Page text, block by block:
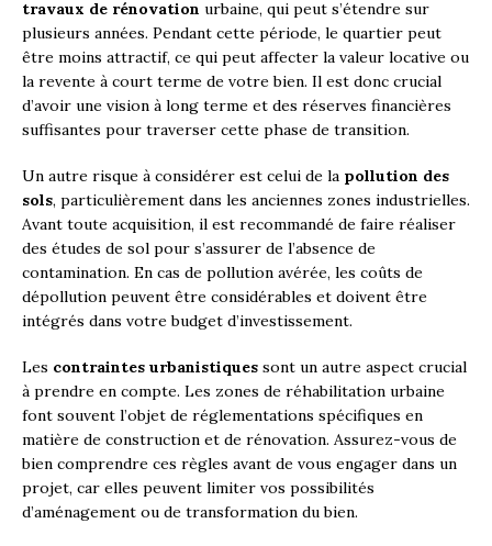
travaux de rénovation urbaine, qui peut s’étendre sur
plusieurs années. Pendant cette période, le quartier peut
être moins attractif, ce qui peut affecter la valeur locative ou
la revente à court terme de votre bien. Il est donc crucial
d’avoir une vision à long terme et des réserves financières
suffisantes pour traverser cette phase de transition.
Un autre risque à considérer est celui de la pollution des
sols, particulièrement dans les anciennes zones industrielles.
Avant toute acquisition, il est recommandé de faire réaliser
des études de sol pour s’assurer de l’absence de
contamination. En cas de pollution avérée, les coûts de
dépollution peuvent être considérables et doivent être
intégrés dans votre budget d’investissement.
Les contraintes urbanistiques sont un autre aspect crucial
à prendre en compte. Les zones de réhabilitation urbaine
font souvent l’objet de réglementations spécifiques en
matière de construction et de rénovation. Assurez-vous de
bien comprendre ces règles avant de vous engager dans un
projet, car elles peuvent limiter vos possibilités
d’aménagement ou de transformation du bien.